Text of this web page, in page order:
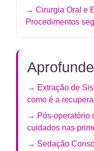
→ Cirurgia Oral e
Procedimentos
→ Extração de
como é a
→ Pós-operatório
cuidados nas
→ Sedação